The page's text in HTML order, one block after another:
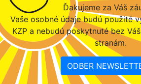
Ďakujeme za Váš
Vaše osobné údaje budú použité
KZP a nebudú poskytnuté bez
stranám.
ODBER